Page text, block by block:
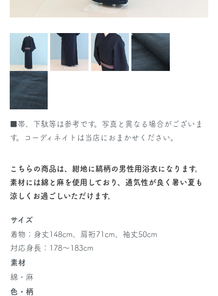
■帯、下駄等は参考です。写真と異なる場合がございま
す。コーディネイトは当店におまかせください。
こちらの商品は、紺地に縞柄の男性用浴衣になります。
素材には綿と麻を使用しており、通気性が良く暑い夏も
涼しくお過ごしいただけます。
サイズ
着物：身丈148cm、肩裄71cm、袖丈50cm
対応身長：178～183cm
素材
綿・麻
色・柄